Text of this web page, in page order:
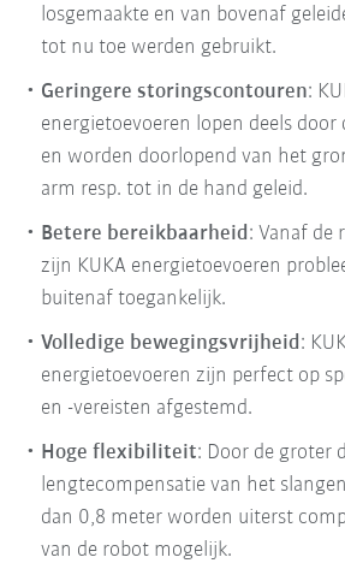
losgemaakte en van bovenaf
tot nu toe werden gebruikt.
Geringere storingscontouren:
energietoevoeren lopen deels
en worden doorlopend van het
arm resp. tot in de hand geleid.
Betere bereikbaarheid : Vanaf de
zijn KUKA energietoevoeren
buitenaf toegankelijk.
Volledige bewegingsvrijheid :
energietoevoeren zijn perfect op
en -vereisten afgestemd.
Hoge flexibiliteit: Door de groter
lengtecompensatie van het
dan 0,8 meter worden uiterst
van de robot mogelijk.